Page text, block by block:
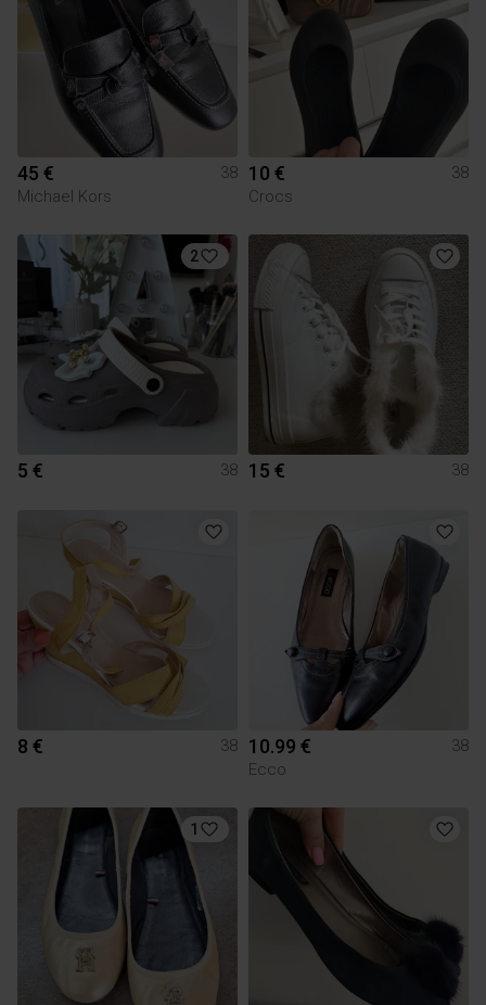
45 €
38
Michael Kors
10 €
38
Crocs
2
5 € 38 15 € 38
8 € 38 10.99 €
38
Ecco
1